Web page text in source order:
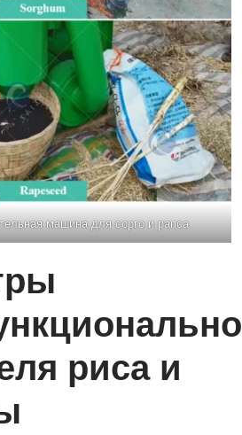
машина для сорго и рапса
риса и